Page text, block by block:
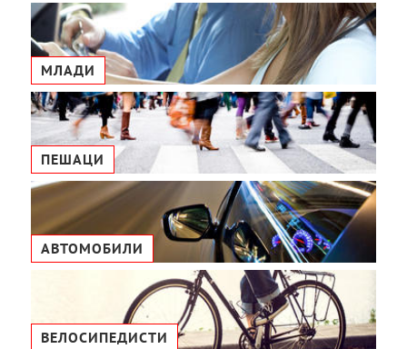
МЛАДИ
ПЕШАЦИ
АВТОМОБИЛИ
ВЕЛОСИПЕДИСТИ